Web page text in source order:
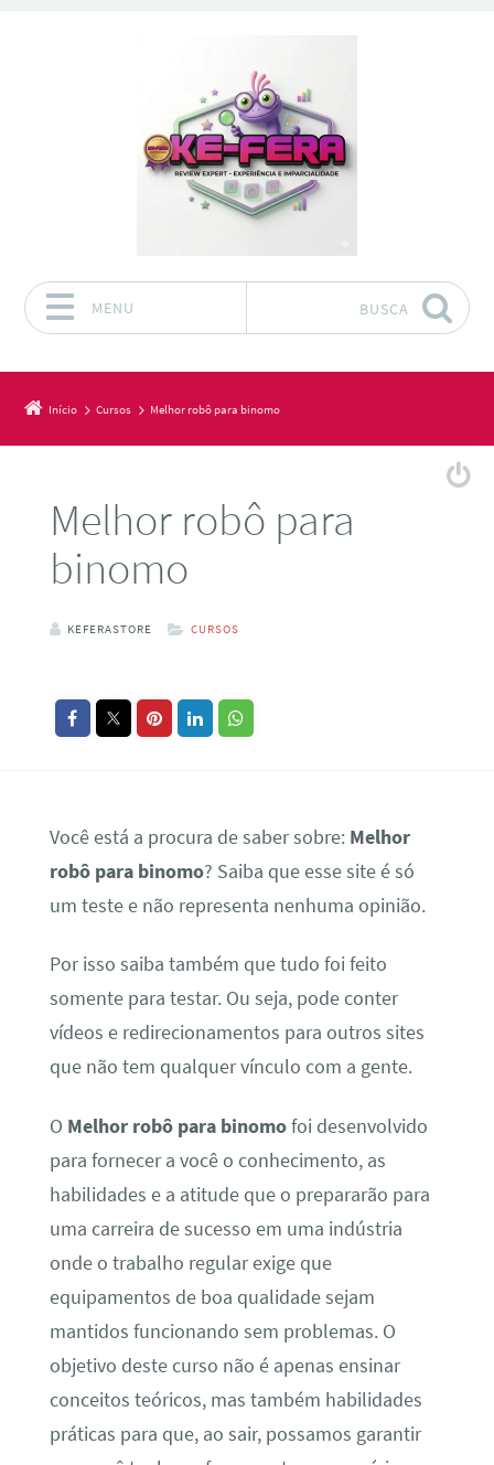
MENU BUSCA
Início Cursos Melhor robô para binomo
Melhor robô para
binomo
KEFERASTORE CURSOS
Você está a procura de saber sobre: Melhor
robô para binomo? Saiba que esse site é só
um teste e não representa nenhuma opinião.
Por isso saiba também que tudo foi feito
somente para testar. Ou seja, pode conter
vídeos e redirecionamentos para outros sites
que não tem qualquer vínculo com a gente.
O Melhor robô para binomofoi desenvolvido
para fornecer a você o conhecimento, as
habilidades e a atitude que o prepararão para
uma carreira de sucesso em uma indústria
onde o trabalho regular exige que
equipamentos de boa qualidade sejam
mantidos funcionando sem problemas. O
objetivo deste curso não é apenas ensinar
conceitos teóricos, mas também habilidades
práticas para que, ao sair, possamos garantir